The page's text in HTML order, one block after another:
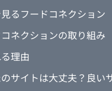
④数あるWEB会社の
は何ですか？
デザイン面や提案内
らですね。
るフードコネクション
ネクションの取り組み
理由
サイトは大丈夫？良い